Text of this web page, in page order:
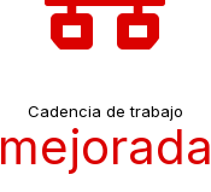
Cadencia de trabajo
mejorada